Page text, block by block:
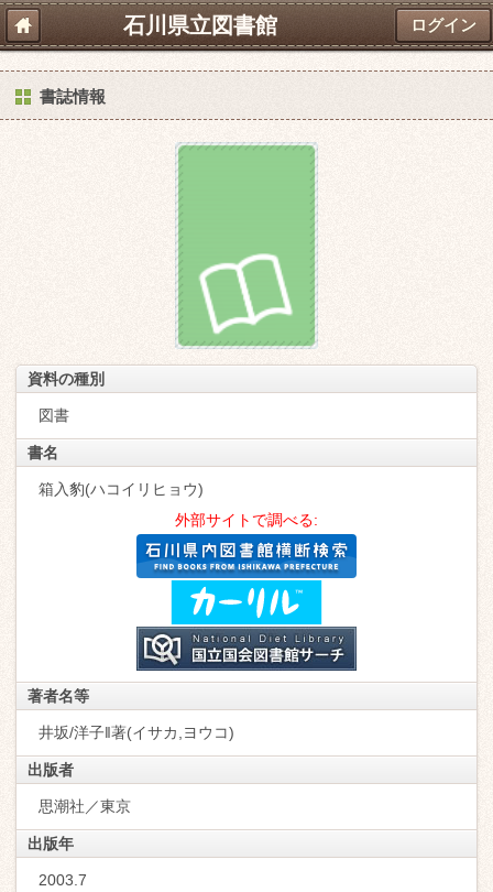
石川県立図書館 ログイン
書誌情報
資料の種別
図書
書名
箱入豹(ハコイリヒョウ)
外部サイトで調べる:
著者名等
井坂/洋子‖著(イサカ,ヨウコ)
出版者
思潮社／東京
出版年
2003.7